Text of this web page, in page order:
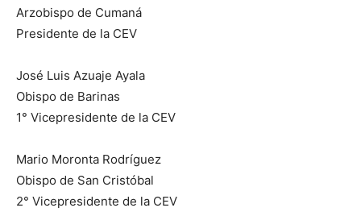
Arzobispo de Cumaná
Presidente de la CEV
José Luis Azuaje Ayala
Obispo de Barinas
1° Vicepresidente de la CEV
Mario Moronta Rodríguez
Obispo de San Cristóbal
2° Vicepresidente de la CEV